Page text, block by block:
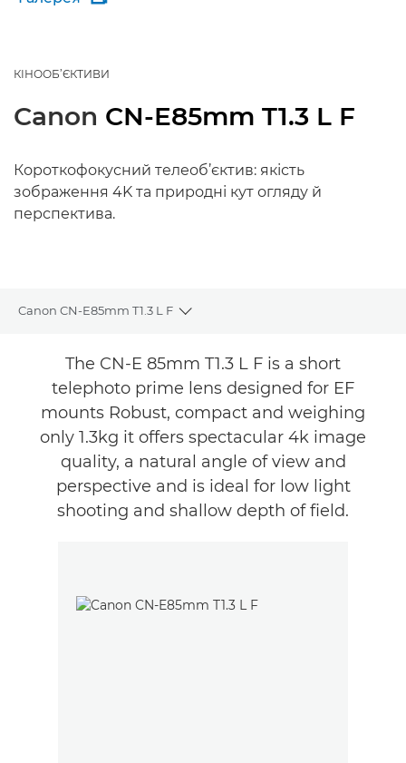
КІНООБ’ЄКТИВИ
Canon CN-E85mm T1.3 L F
Короткофокусний телеоб’єктив: якість
зображення 4K та природні кут огляду й
перспектива.
Canon CN-E85mm T1.3 L F
Toggle breadcrumbs
The CN-E 85mm T1.3 L F is a short
telephoto prime lens designed for EF
mounts Robust, compact and weighing
only 1.3kg it offers spectacular 4k image
quality, a natural angle of view and
perspective and is ideal for low light
shooting and shallow depth of field.